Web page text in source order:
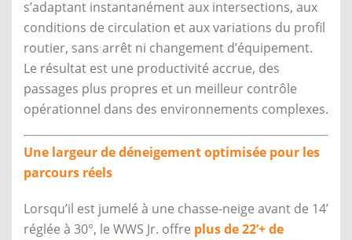
s’adaptant instantanément aux intersections, aux
conditions de circulation et aux variations du profil
routier, sans arrêt ni changement d’équipement.
Le résultat est une productivité accrue, des
passages plus propres et un meilleur contrôle
opérationnel dans des environnements complexes.
Une largeur de déneigement optimisée pour les
parcours réels
Lorsqu’il est jumelé à une chasse-neige avant de 14’
réglée à 30°, le WWS Jr. offre plus de 22’+ de